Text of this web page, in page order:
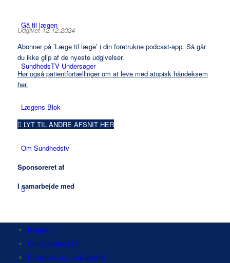
Gå til lægen
SundhedsTV Undersøger
Lægens Blok
Om Sundhedstv
Menu
Udgivet 12.12.2024
Abonner på ’Læge til læge’ i din foretrukne podcast-app. Så går
du ikke glip af de nyeste udgivelser.
Hør også patientfortællinger om at leve med atopisk håndeksem
her.
LYT TIL ANDRE AFSNIT HER
Sponsoreret af
I samarbejde med
Kontakt
Om SundhedsTV
Privatlivs- og cookiepolitik